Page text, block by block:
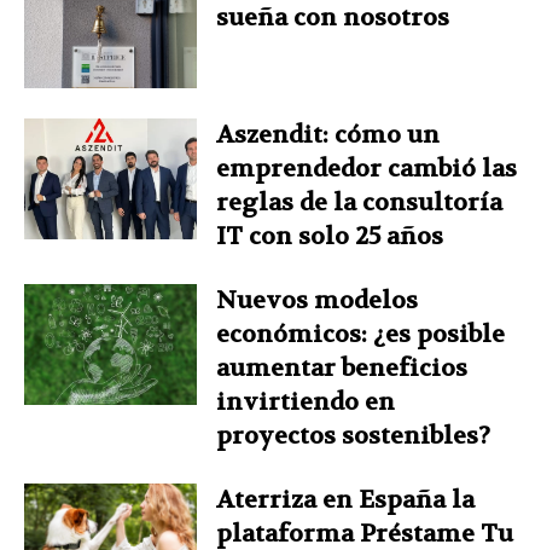
sueña con nosotros
Aszendit: cómo un
emprendedor cambió las
reglas de la consultoría
IT con solo 25 años
Nuevos modelos
económicos: ¿es posible
aumentar beneficios
invirtiendo en
proyectos sostenibles?
Aterriza en España la
plataforma Préstame Tu